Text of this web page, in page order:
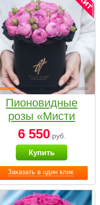
Заказать в один клик
Пионовидные
розы «Мисти
бабблс» в
черной коробке
Small
6 550руб.
Купить